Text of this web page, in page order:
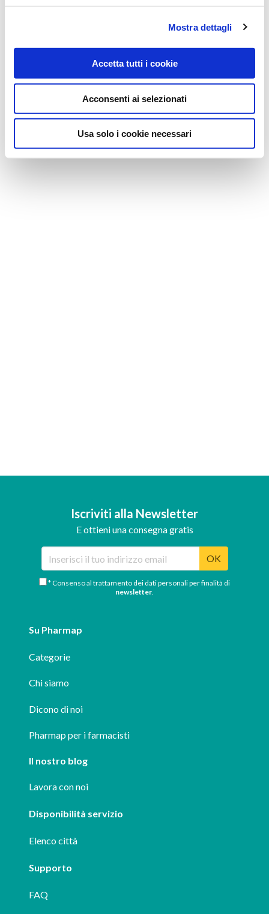
Mostra dettagli
Accetta tutti i cookie
Acconsenti ai selezionati
Usa solo i cookie necessari
Iscriviti alla Newsletter
E ottieni una consegna gratis
OK
* Consenso al trattamento dei dati personali per finalità di
newsletter.
Su Pharmap
Categorie
Chi siamo
Dicono di noi
Pharmap per i farmacisti
Il nostro blog
Lavora con noi
Disponibilità servizio
Elenco città
Supporto
FAQ